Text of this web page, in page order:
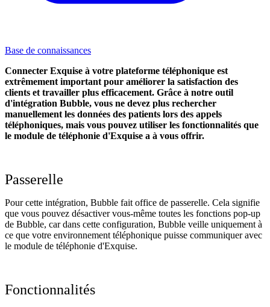
Base de connaissances
Connecter Exquise à votre plateforme téléphonique est
extrêmement important pour améliorer la satisfaction des
clients et travailler plus efficacement. Grâce à notre outil
d'intégration Bubble, vous ne devez plus rechercher
manuellement les données des patients lors des appels
téléphoniques, mais vous pouvez utiliser les fonctionnalités que
le module de téléphonie d'Exquise a à vous offrir.
Passerelle
Pour cette intégration, Bubble fait office de passerelle. Cela signifie
que vous pouvez désactiver vous-même toutes les fonctions pop-up
de Bubble, car dans cette configuration, Bubble veille uniquement à
ce que votre environnement téléphonique puisse communiquer avec
le module de téléphonie d'Exquise.
Fonctionnalités